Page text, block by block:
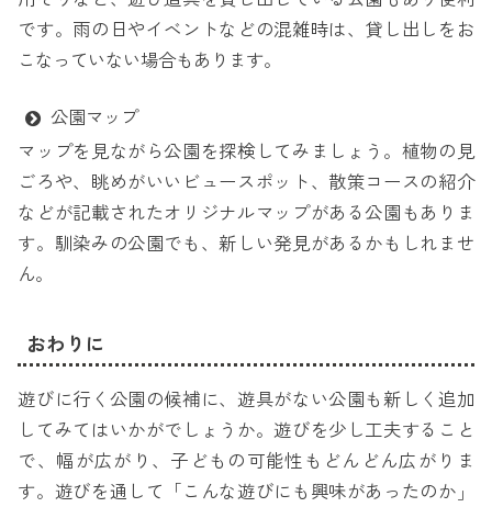
です。雨の日やイベントなどの混雑時は、貸し出しをお
こなっていない場合もあります。
公園マップ
マップを見ながら公園を探検してみましょう。植物の見
ごろや、眺めがいいビュースポット、散策コースの紹介
などが記載されたオリジナルマップがある公園もありま
す。馴染みの公園でも、新しい発見があるかもしれませ
ん。
おわりに
遊びに行く公園の候補に、遊具がない公園も新しく追加
してみてはいかがでしょうか。遊びを少し工夫すること
で、幅が広がり、子どもの可能性もどんどん広がりま
す。遊びを通して「こんな遊びにも興味があったのか」